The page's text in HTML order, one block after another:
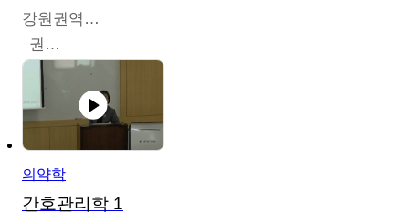
강원권역센터
권보인
의약학
간호관리학 1